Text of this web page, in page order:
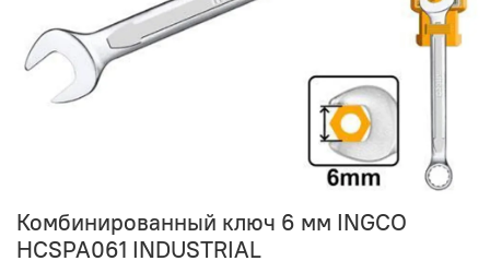
Комбинированный ключ 6 мм INGCO
HCSPA061 INDUSTRIAL